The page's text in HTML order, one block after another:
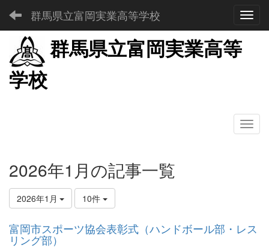
群馬県立富岡実業高等学校
群馬県立富岡実業高等
学校
2026年1月の記事一覧
2026年1月 10件
富岡市スポーツ協会表彰式（ハンドボール部・レス
リング部）